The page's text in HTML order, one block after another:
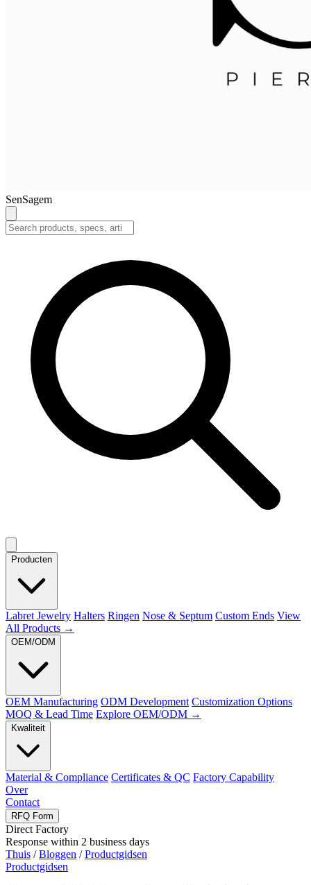
SenSagem
Producten
Labret Jewelry Halters Ringen Nose & Septum Custom Ends View
All Products →
OEM/ODM
OEM Manufacturing ODM Development Customization Options
MOQ & Lead Time Explore OEM/ODM →
Kwaliteit
Material & Compliance Certificates & QC Factory Capability
Over
Contact
RFQ Form
Direct Factory
Response within 2 business days
Thuis / Bloggen / Productgidsen
Productgidsen